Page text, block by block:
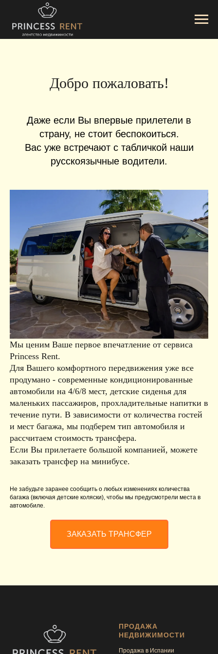
Добро пожаловать!
Даже если Вы впервые прилетели в
страну, не стоит беспокоиться.
Вас уже встречают с табличкой наши
русскоязычные водители.
Мы ценим Ваше первое впечатление от сервиса
Princess Rent.
Для Вашего комфортного передвижения уже все
продумано - современные кондиционированные
автомобили на 4/6/8 мест, детские сиденья для
маленьких пассажиров, прохладительные напитки в
течение пути. В зависимости от количества гостей
и мест багажа, мы подберем тип автомобиля и
рассчитаем стоимость трансфера.
Если Вы прилетаете большой компанией, можете
заказать трансфер на минибусе.
Не забудьте заранее сообщить о любых изменениях количества
багажа (включая детские коляски), чтобы мы предусмотрели места в
автомобиле.
ЗАКАЗАТЬ ТРАНСФЕР
ПРОДАЖА
НЕДВИЖИМОСТИ
Продажа в Испании